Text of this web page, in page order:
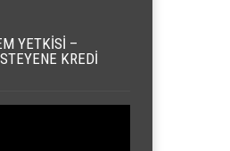
YETKISI –
KREDI